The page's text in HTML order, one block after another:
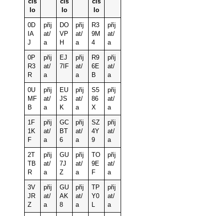
čís
lo
čís
lo
čís
lo
0D
IA
J
přij
at/
a
DO
VP
H
přij
at/
a
R3
9M
4
přij
at/
a
0P
R3
R
přij
at/
a
EJ
7IF
přij
at/
a
R9
6E
B
přij
at/
a
0U
MF
B
přij
at/
a
EU
JS
K
přij
at/
a
S5
86
X
přij
at/
a
1F
1K
F
přij
at/
a
GC
BT
6
přij
at/
a
SZ
4Y
9
přij
at/
a
2T
TB
R
přij
at/
a
GU
7J
Z
přij
at/
a
TO
9E
F
přij
at/
a
3V
JR
Z
přij
at/
a
GU
AK
8
přij
at/
a
TP
Y0
L
přij
at/
a